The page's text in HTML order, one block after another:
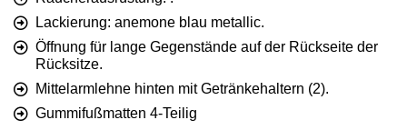
Lackierung: anemone blau metallic.
Öffnung für lange Gegenstände auf der Rückseite der
Rücksitze.
Mittelarmlehne hinten mit Getränkehaltern (2).
Gummifußmatten 4-Teilig